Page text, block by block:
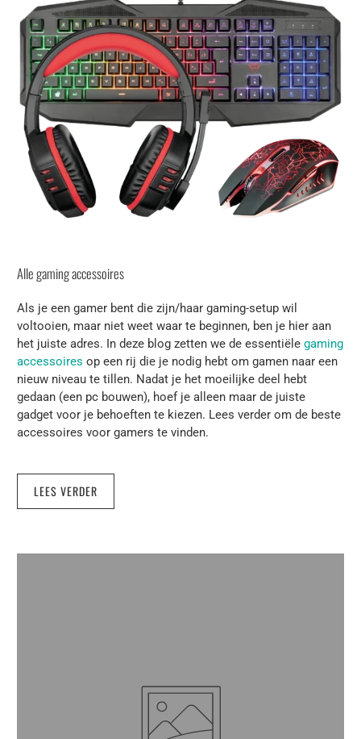
Alle gaming accessoires
Als je een gamer bent die zijn/haar gaming-setup wil
voltooien, maar niet weet waar te beginnen, ben je hier aan
het juiste adres. In deze blog zetten we de essentiëlegaming
accessoires op een rij die je nodig hebt om gamen naar een
nieuw niveau te tillen. Nadat je het moeilijke deel hebt
gedaan (een pc bouwen), hoef je alleen maar de juiste
gadget voor je behoeften te kiezen. Lees verder om de beste
accessoires voor gamers te vinden.
LEES VERDER